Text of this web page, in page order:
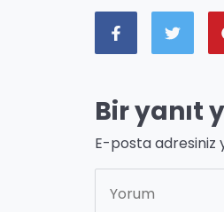
Bir yanıt
E-posta adresiniz